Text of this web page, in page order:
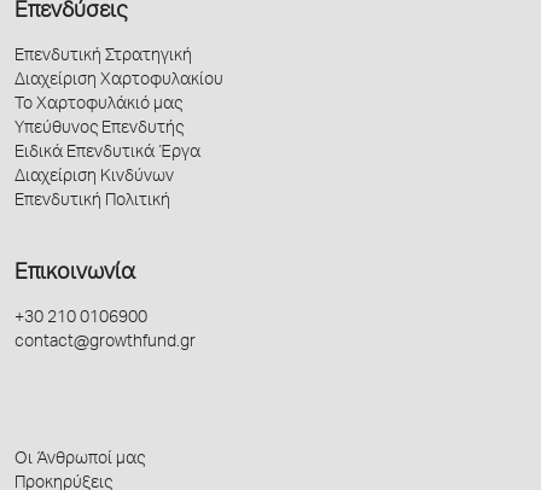
Επενδύσεις
Επενδυτική Στρατηγική
Διαχείριση Χαρτοφυλακίου
Το Χαρτοφυλάκιό μας
Υπεύθυνος Επενδυτής
Ειδικά Επενδυτικά Έργα
Διαχείριση Κινδύνων
Επενδυτική Πολιτική
Επικοινωνία
+30 210 0106900
contact@growthfund.gr
Οι Άνθρωποί μας
Προκηρύξεις